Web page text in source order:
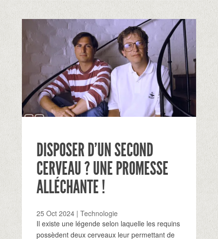
DISPOSER D’UN SECOND
CERVEAU ? UNE PROMESSE
ALLÉCHANTE !
25 Oct 2024| Technologie
Il existe une légende selon laquelle les requins
possèdent deux cerveaux leur permettant de